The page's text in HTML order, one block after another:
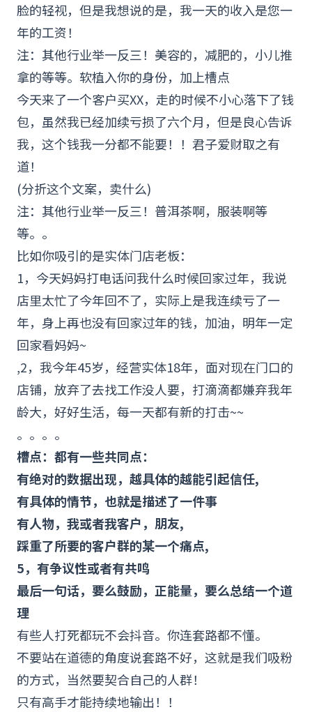
脸的轻视，但是我想说的是，我一天的收入是您一
年的工资！
注：其他行业举一反三！美容的，减肥的，小儿推
拿的等等。软植入你的身份，加上槽点
今天来了一个客户买XX，走的时候不小心落下了钱
包，虽然我已经加续亏损了六个月，但是良心告诉
我，这个钱我一分都不能要！！君子爱财取之有
道！
(分折这个文案，卖什么)
注：其他行业举一反三！普洱茶啊，服装啊等
等。。
比如你吸引的是实体门店老板：
1，今天妈妈打电话问我什么时候回家过年，我说
店里太忙了今年回不了，实际上是我连续亏了一
年，身上再也没有回家过年的钱，加油，明年一定
回家看妈妈~
,2，我今年45岁，经营实体18年，面对现在门口的
店铺，放弃了去找工作没人要，打滴滴都嫌弃我年
龄大，好好生活，每一天都有新的打击~~
。。。。
槽点：都有一些共同点：
有绝对的数据出现，越具体的越能引起信任,
有具体的情节，也就是描述了一件事
有人物，我或者我客户，朋友,
踩重了所要的客户群的某一个痛点,
5，有争议性或者有共鸣
最后一句话，要么鼓励，正能量，要么总结一个道
理
有些人打死都玩不会抖音。你连套路都不懂。
不要站在道德的角度说套路不好，这就是我们吸粉
的方式，当然要契合自己的人群！
只有高手才能持续地输出！！